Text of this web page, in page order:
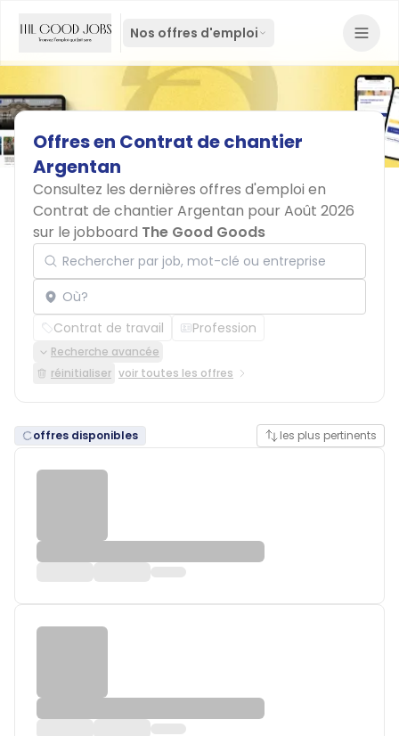
Nos offres d'emploi
Offresen Contrat dechantier
Argentan
Consultez les dernières offres d'emploi en
Contrat de chantier Argentan pour Août 2026
sur le jobboard The Good Goods
Rechercher par job, mot-clé ou entreprise
Localisation
Contrat de travail Profession
Recherche avancée
réinitialiser voir toutes les offres
offres disponibles les plus pertinents